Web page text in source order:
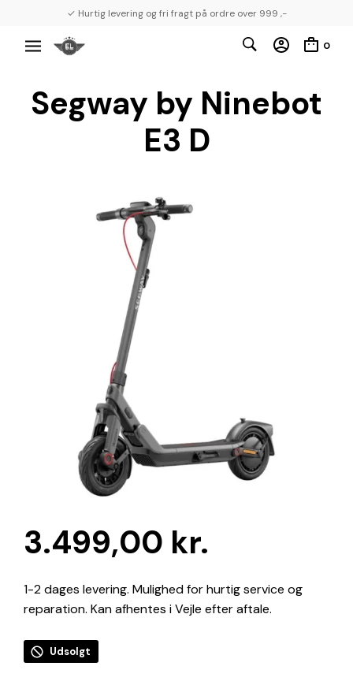
✓ Hurtig levering og fri fragt på ordre over 999 ,-
0
Segway by Ninebot
E3 D
3.499,00 kr.
1-2 dages levering. Mulighed for hurtig service og
reparation. Kan afhentes i Vejle efter aftale.
Udsolgt